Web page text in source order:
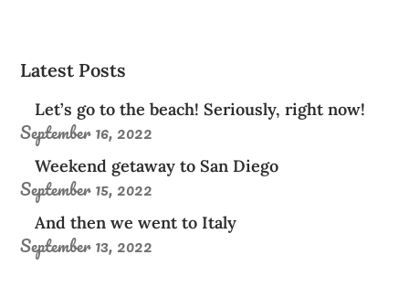
Latest Posts
Let’s go to the beach! Seriously, right now!
September 16, 2022
Weekend getaway to San Diego
September 15, 2022
And then we went to Italy
September 13, 2022